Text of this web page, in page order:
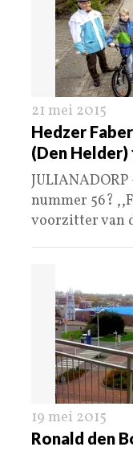
21 mei 2015
Hedzer
(Den
nummer 56?
voorzitter van
19 mei 2015
Ronald den